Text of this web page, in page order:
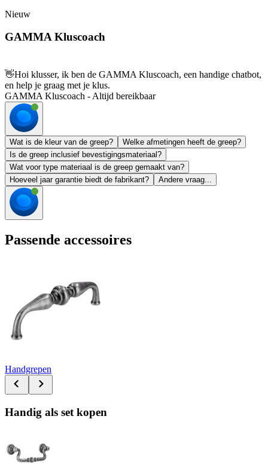
Nieuw
GAMMA Kluscoach
👋Hoi klusser, ik ben de GAMMA Kluscoach, een handige chatbot,
en help je graag met je klus.
GAMMA Kluscoach - Altijd bereikbaar
Wat is de kleur van de greep?
Welke afmetingen heeft de greep?
Is de greep inclusief bevestigingsmateriaal?
Wat voor type materiaal is de greep gemaakt van?
Hoeveel jaar garantie biedt de fabrikant?
Andere vraag...
Passende accessoires
Handgrepen
Handig als set kopen